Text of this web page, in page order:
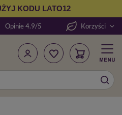
KODU LATO12
Opinie 4.9/5 Korzyści